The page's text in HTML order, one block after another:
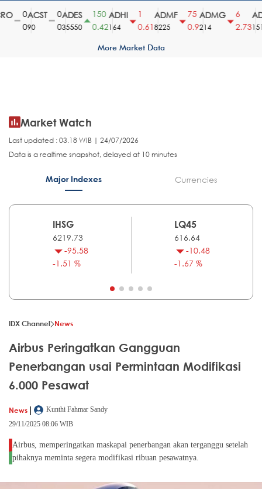
ACST
90
ADES
35550
150
0.42
ADHI
164
0.61
ADMF
8225
75
0.9
ADMG
214
2.731510
More Market Data
Market Watch
Last updated : 03.18 WIB | 24/07/2026
Data is a realtime snapshot, delayed at 10 minutes
Major Indexes Currencies
IHSG
6219.73
-95.58
-1.51 %
LQ45
616.64
-10.48
-1.67 %
IDX Channel News
Airbus Peringatkan Gangguan
Penerbangan usai Permintaan Modifikasi
6.000 Pesawat
News |
Kunthi Fahmar Sandy
29/11/2025 08:06 WIB
Airbus, memperingatkan maskapai penerbangan akan terganggu setelah
pihaknya meminta segera modifikasi ribuan pesawatnya.